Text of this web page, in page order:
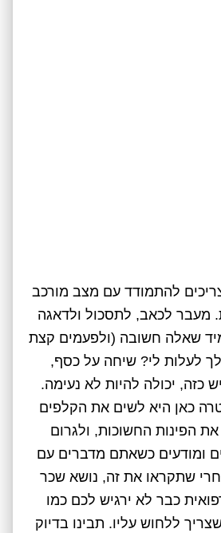
להתמודד עם מצב מורכב
מעבר לכאב, לתסכול ולדאגה
שאלה חשובה (ולפעמים קצת
לעלות לי? שיחה על כסף,
כזה, יכולה להיות לא נעימה.
כאן היא לשים את הקלפים
הפינות החשוכות, ולגרום
ומודעים כשאתם מדברים עם
שתקראו את זה, נושא שכר
כבר לא ירגיש לכם כמו
ללחוש עליו. תבינו בדיוק